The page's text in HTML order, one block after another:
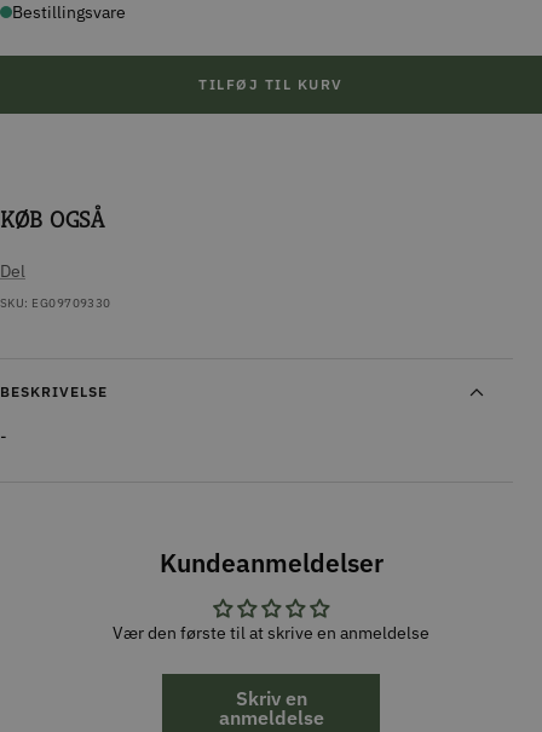
Bestillingsvare
TILFØJ TIL KURV
KØB OGSÅ
Del
SKU: EG09709330
BESKRIVELSE
-
Kundeanmeldelser
Vær den første til at skrive en anmeldelse
Skriv en
anmeldelse